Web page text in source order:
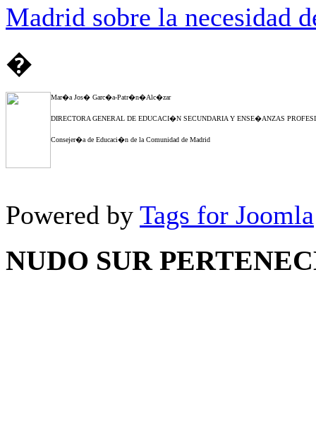
Madrid sobre la necesidad
�
Mar�a Jos� Garc�a-Patr�n�Alc�zar
DIRECTORA GENERAL DE EDUCACI�N SECUNDARIA Y ENSE�ANZAS
Consejer�a de Educaci�n de la Comunidad de Madrid
Powered by Tags for Joomla
NUDO SUR